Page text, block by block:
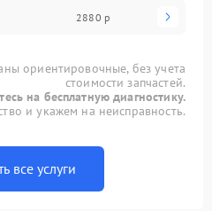
2880 р
ориентировочные, без учета
стоимости запчастей.
на бесплатную диагностику.
и укажем на неисправность.
все услуги